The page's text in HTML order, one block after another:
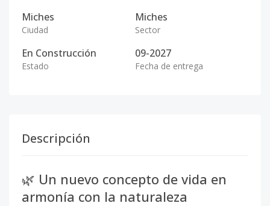
Miches
Ciudad
Miches
Sector
En Construcción
Estado
09-2027
Fecha de entrega
Descripción
🌿 Un nuevo concepto de vida en
armonía con la naturaleza